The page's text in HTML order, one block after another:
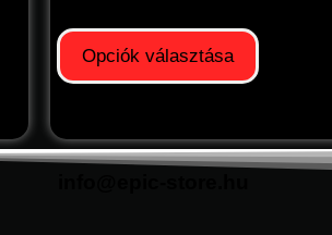
Opciók választása